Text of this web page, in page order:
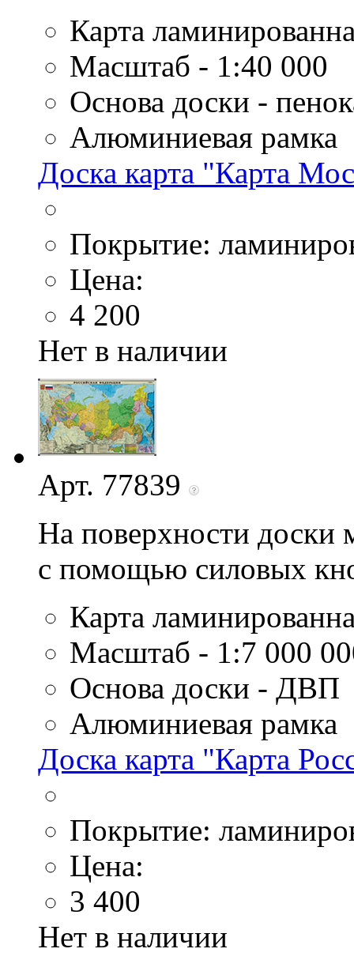
Карта
Масштаб - 1:40 000
Основа доски -
Алюминиевая рамка
Доска карта "Карта
Покрытие:
Цена:
4 200
Нет в наличии
Арт. 77839
На поверхности
с помощью силовых
Карта
Масштаб - 1:7 000
Основа доски - ДВП
Алюминиевая рамка
Доска карта "Карта
Покрытие:
Цена:
3 400
Нет в наличии